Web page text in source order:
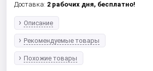
Доставка: 2 рабочих дня, бесплатно!
Описание
Рекомендуемые товары
Похожие товары